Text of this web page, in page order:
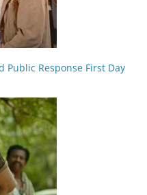
Public Response First Day